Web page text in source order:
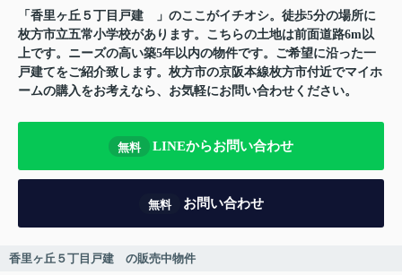
「香里ヶ丘５丁目戸建 」のここがイチオシ。徒歩5分の場所に
枚方市立五常小学校があります。こちらの土地は前面道路6m以
上です。ニーズの高い築5年以内の物件です。ご希望に沿った一
戸建てをご紹介致します。枚方市の京阪本線枚方市付近でマイホ
ームの購入をお考えなら、お気軽にお問い合わせください。
無料 LINEからお問い合わせ
無料 お問い合わせ
香里ヶ丘５丁目戸建 の販売中物件